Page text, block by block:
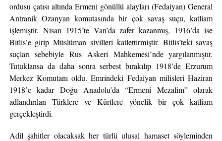
ordusu çatısı altında Ermeni gönüllü alayları (Fedaiyan) General
Antranik Ozanyan komutasında bir çok savaş suçu, katliam
işlemiştir. Nisan 1915’te Van’da zafer kazanmış, 1916’da ise
Bitlis’e girip Müslüman sivilleri katlettirmiştir. Bitlis’teki savaş
suçları sebebiyle Rus Askeri Mahkemesi’nde yargılanmıştır.
Tutuklansa da daha sonra serbest bırakılıp 1918’de Erzurum
Merkez Komutanı oldu. Emrindeki Fedaiyan milisleri Haziran
1918’e kadar Doğu Anadolu’da “Ermeni Mezalim” olarak
adlandırılan Türklere ve Kürtlere yönelik bir çok katliam
gerçekleştirdi.
Adil şahitler olacaksak her türlü ulusal hamaset söyleminden